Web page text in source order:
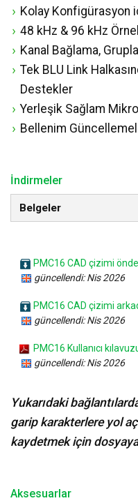
Kolay Konfigürasyon
48 kHz & 96 kHz
Kanal Bağlama,
Tek BLU Link
Destekler
Yerleşik Sağlam
Bellenim
İndirmeler
Belgeler
PMC16 CAD çizimi
güncellendi: Nis 2026
PMC16 CAD çizimi
güncellendi: Nis 2026
PMC16 Kullanıcı
güncellendi: Nis 2026
Yukarıdaki
garip karakterlere yol
kaydetmek için
Aksesuarlar